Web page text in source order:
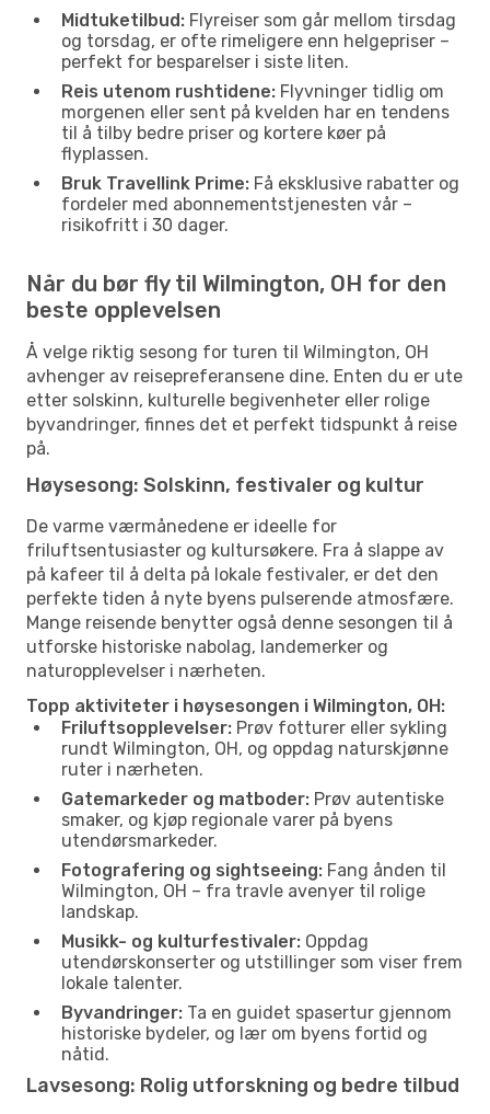
Midtuketilbud: Flyreiser som går mellom tirsdag
og torsdag, er ofte rimeligere enn helgepriser –
perfekt for besparelser i siste liten.
Reis utenom rushtidene: Flyvninger tidlig om
morgenen eller sent på kvelden har en tendens
til å tilby bedre priser og kortere køer på
flyplassen.
Bruk Travellink Prime: Få eksklusive rabatter og
fordeler med abonnementstjenesten vår –
risikofritt i 30 dager.
Når du bør fly til Wilmington, OH for den
beste opplevelsen
Å velge riktig sesong for turen til Wilmington, OH
avhenger av reisepreferansene dine. Enten du er ute
etter solskinn, kulturelle begivenheter eller rolige
byvandringer, finnes det et perfekt tidspunkt å reise
på.
Høysesong: Solskinn, festivaler og kultur
De varme værmånedene er ideelle for
friluftsentusiaster og kultursøkere. Fra å slappe av
på kafeer til å delta på lokale festivaler, er det den
perfekte tiden å nyte byens pulserende atmosfære.
Mange reisende benytter også denne sesongen til å
utforske historiske nabolag, landemerker og
naturopplevelser i nærheten.
Topp aktiviteter i høysesongen i Wilmington, OH:
Friluftsopplevelser: Prøv fotturer eller sykling
rundt Wilmington, OH, og oppdag naturskjønne
ruter i nærheten.
Gatemarkeder og matboder: Prøv autentiske
smaker, og kjøp regionale varer på byens
utendørsmarkeder.
Fotografering og sightseeing: Fang ånden til
Wilmington, OH – fra travle avenyer til rolige
landskap.
Musikk- og kulturfestivaler: Oppdag
utendørskonserter og utstillinger som viser frem
lokale talenter.
Byvandringer: Ta en guidet spasertur gjennom
historiske bydeler, og lær om byens fortid og
nåtid.
Lavsesong: Rolig utforskning og bedre tilbud